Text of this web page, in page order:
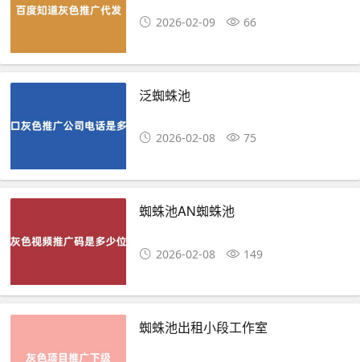
2026-02-09 66
泛蜘蛛池
2026-02-08 75
蜘蛛池AN蜘蛛池
2026-02-08 149
蜘蛛池出租小段工作室